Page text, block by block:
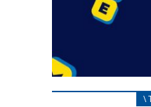
CARNET
\